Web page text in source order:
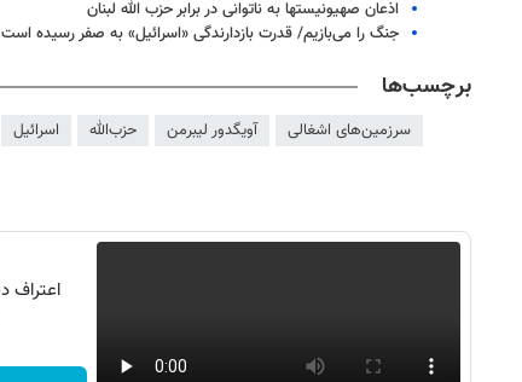
اذعان صهیونیستها به ناتوانی در برابر حزب الله لبنان
جنگ را می‌بازیم/ قدرت بازدارندگی «اسرائیل» به صفر رسیده است
برچسب‌ها
سرزمین‌های اشغالی آویگدور لیبرمن حز‌ب‌الله اسرائیل